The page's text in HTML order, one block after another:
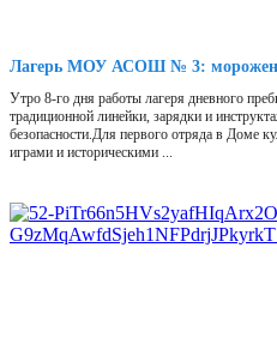
Лагерь МОУ АСОШ № 3:
Утро 8-го дня работы лагеря дневного
традиционной линейки, зарядки и
безопасности.Для первого отряда в Доме
играми и историческими ...